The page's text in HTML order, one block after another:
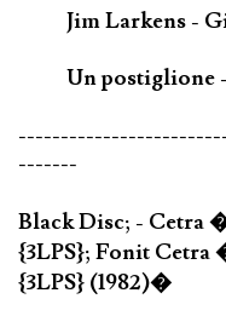
Jim Larkens -
Un postiglione
-------
Black Disc; - Cetra
{3LPS}; Fonit
{3LPS} (1982)�